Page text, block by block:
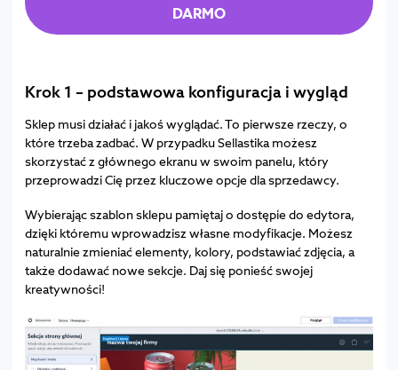
DARMO
Krok 1 – podstawowa konfiguracja i wygląd
Sklep musi działać i jakoś wyglądać. To pierwsze rzeczy, o
które trzeba zadbać. W przypadku Sellastika możesz
skorzystać z głównego ekranu w swoim panelu, który
przeprowadzi Cię przez kluczowe opcje dla sprzedawcy.
Wybierając szablon sklepu pamiętaj o dostępie do edytora,
dzięki któremu wprowadzisz własne modyfikacje. Możesz
naturalnie zmieniać elementy, kolory, podstawiać zdjęcia, a
także dodawać nowe sekcje. Daj się ponieść swojej
kreatywności!